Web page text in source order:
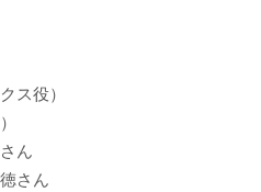
ス役）
ん
さん